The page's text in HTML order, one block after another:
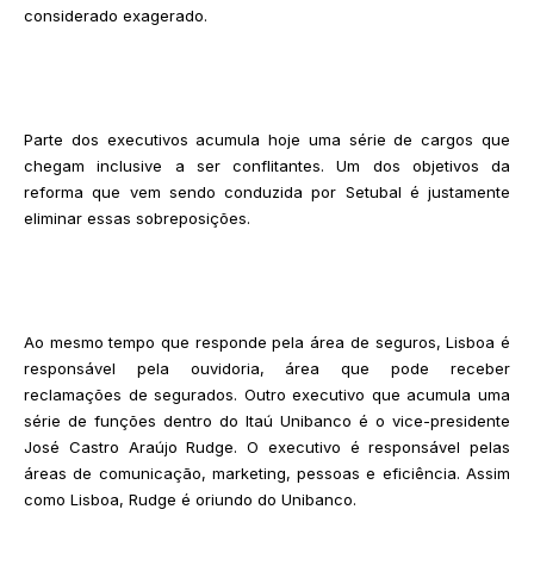
considerado exagerado.
Parte dos executivos acumula hoje uma série de cargos que
chegam inclusive a ser conflitantes. Um dos objetivos da
reforma que vem sendo conduzida por Setubal é justamente
eliminar essas sobreposições.
Ao mesmo tempo que responde pela área de seguros, Lisboa é
responsável pela ouvidoria, área que pode receber
reclamações de segurados. Outro executivo que acumula uma
série de funções dentro do Itaú Unibanco é o vice-presidente
José Castro Araújo Rudge. O executivo é responsável pelas
áreas de comunicação, marketing, pessoas e eficiência. Assim
como Lisboa, Rudge é oriundo do Unibanco.